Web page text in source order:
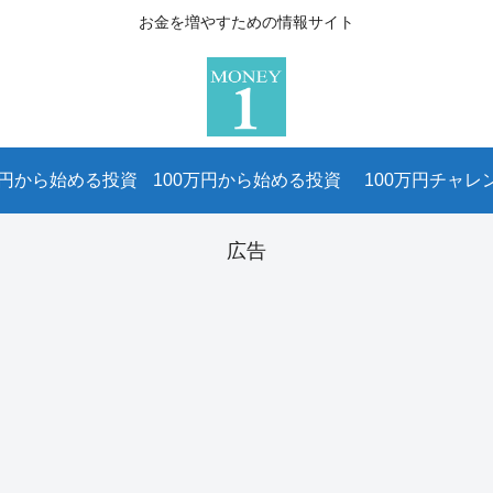
お金を増やすための情報サイト
から始める投資 100万円から始める投資 100万円チャレ
広告